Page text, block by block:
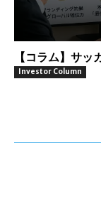
【コラム】サ
Investor Column